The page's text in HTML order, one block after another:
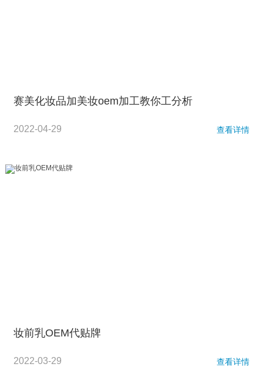
赛美化妆品加美妆oem加工教你工分析
2022-04-29 查看详情
妆前乳OEM代贴牌
2022-03-29 查看详情